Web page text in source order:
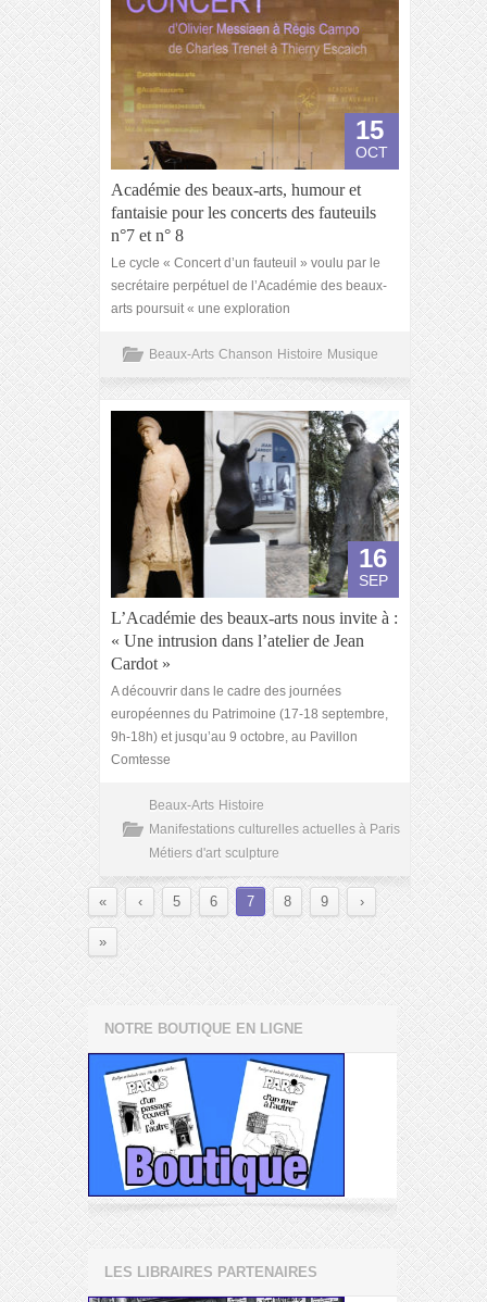
15
OCT
Académie des beaux-arts, humour et
fantaisie pour les concerts des fauteuils
n°7 et n° 8
Le cycle « Concert d’un fauteuil » voulu par le
secrétaire perpétuel de l’Académie des beaux-
arts poursuit « une exploration
Beaux-Arts Chanson Histoire Musique
16
SEP
L’Académie des beaux-arts nous invite à :
« Une intrusion dans l’atelier de Jean
Cardot »
A découvrir dans le cadre des journées
européennes du Patrimoine (17-18 septembre,
9h-18h) et jusqu’au 9 octobre, au Pavillon
Comtesse
Beaux-Arts Histoire
Manifestations culturelles actuelles à Paris
Métiers d'art sculpture
« ‹ 5 6 7 8 9 ›
»
NOTRE BOUTIQUE EN LIGNE
LES LIBRAIRES PARTENAIRES